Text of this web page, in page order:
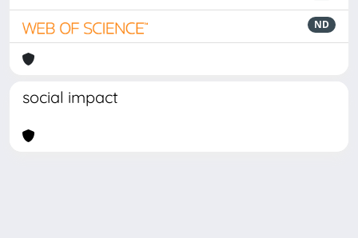
ND
social impact